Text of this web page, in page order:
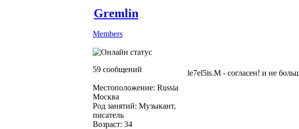
Gremlin
Members
59 сообщений
Местоположение: Russia
Москва
Род занятий: Музыкант,
писатель
Возраст: 34
le7el5is.M - согласен! и не